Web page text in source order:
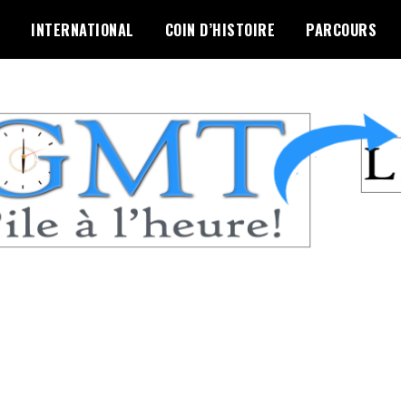
INTERNATIONAL COIN D’HISTOIRE PARCOURS